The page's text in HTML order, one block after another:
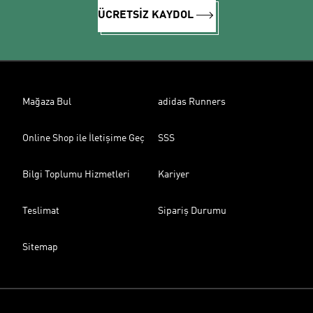
ÜCRETSİZ KAYDOL
Mağaza Bul adidas Runners
Online Shop ile İletişime Geç SSS
Bilgi Toplumu Hizmetleri Kariyer
Teslimat Sipariş Durumu
Sitemap